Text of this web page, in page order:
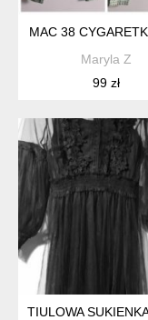
MAC 38
Maryla Z
99 zł
TIULOWA